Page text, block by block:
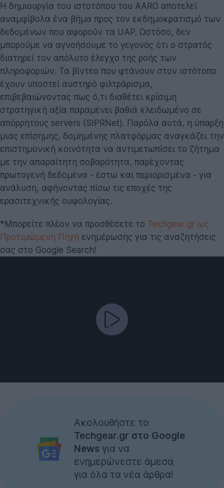
Η δημιουργία του ιστοτόπου του AARO αποτελεί
αναμφίβολα ένα βήμα προς τον εκδημοκρατισμό των
δεδομένων που αφορούν τα UAP. Ωστόσο, δεν
μπορούμε να αγνοήσουμε το γεγονός ότι ο στρατός
διατηρεί τον απόλυτο έλεγχο της ροής των
πληροφοριών. Τα βίντεο που φτάνουν στον ιστότοπο
έχουν υποστεί αυστηρό φιλτράρισμα,
επιβεβαιώνοντας πως ό,τι διαθέτει κρίσιμη
στρατηγική αξία παραμένει βαθιά κλειδωμένο σε
απόρρητους servers (SIPRNet). Παρόλα αυτά, η ύπαρξη
μιας επίσημης, δομημένης πλατφόρμας αναγκάζει την
επιστημονική κοινότητα να αντιμετωπίσει το ζήτημα
με την απαραίτητη σοβαρότητα, παρέχοντας
πρωτογενή δεδομένα - έστω και περιορισμένα - για
ανάλυση, αφήνοντας πίσω τις εποχές της
ερασιτεχνικής ουφολογίας.
*Μπορείτε πλέον να προσθέσετε το Techgear.gr ως
Προτιμώμενη Πηγή ενημέρωσης για τις αναζητήσεις
σας στο Google Search!
Ακολουθήστε το
Techgear.gr στο Google
News για να
ενημερώνεστε άμεσα
για όλα τα νέα άρθρα!